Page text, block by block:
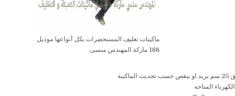
ماكينات تغليف المستحضرات بكل أنواعها موديل
186 ماركة المهندس منسى